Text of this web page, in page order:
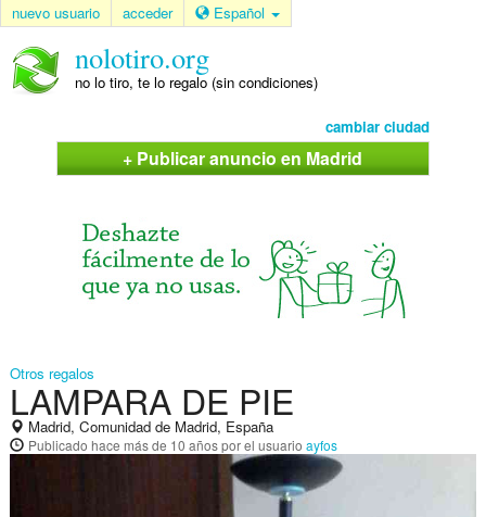
nuevo usuario acceder Español
nolotiro.org
no lo tiro, te lo regalo (sin condiciones)
cambiar ciudad
+ Publicar anuncio en Madrid
Otros regalos
LAMPARA DE PIE
Madrid, Comunidad de Madrid, España
Publicado hace más de 10 añospor el usuario ayfos